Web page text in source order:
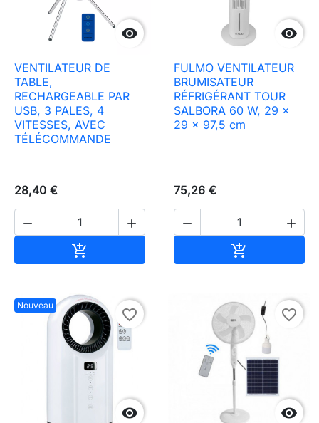

VENTILATEUR DE
TABLE,
RECHARGEABLE PAR
USB, 3 PALES, 4
VITESSES, AVEC
TÉLÉCOMMANDE
28,40 €
 


FULMO VENTILATEUR
BRUMISATEUR
RÉFRIGÉRANT TOUR
SALBORA 60 W, 29 x
29 x 97,5 cm
75,26 €
 

Nouveau

favorite_border

favorite_border